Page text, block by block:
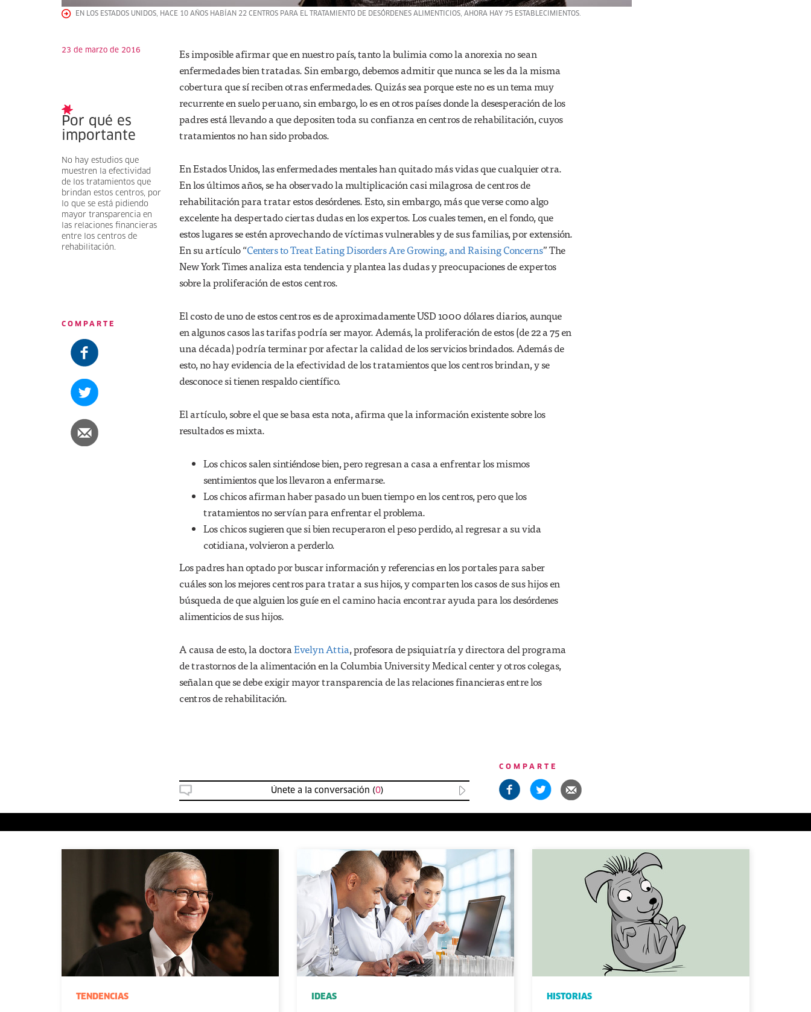
EN LOS ESTADOS UNIDOS, HACE 10 AÑOS HABÍAN 22 CENTROS PARA EL TRATAMIENTO DE DESÓRDENES ALIMENTICIOS, AHORA HAY 75 ESTABLECIMIENTOS.
23 de marzo de 2016
Por qué es
importante
No hay estudios que
muestren la efectividad
de los tratamientos que
brindan estos centros, por
lo que se está pidiendo
mayor transparencia en
las relaciones financieras
entre los centros de
rehabilitación.
COMPARTE
Es imposible afirmar que en nuestro país, tanto la bulimia como la anorexia no sean
enfermedades bien tratadas. Sin embargo, debemos admitir que nunca se les da la misma
cobertura que sí reciben otras enfermedades. Quizás sea porque este no es un tema muy
recurrente en suelo peruano, sin embargo, lo es en otros países donde la desesperación de los
padres está llevando a que depositen toda su confianza en centros de rehabilitación, cuyos
tratamientos no han sido probados.
En Estados Unidos, las enfermedades mentales han quitado más vidas que cualquier otra.
En los últimos años, se ha observado la multiplicación casi milagrosa de centros de
rehabilitación para tratar estos desórdenes. Esto, sin embargo, más que verse como algo
excelente ha despertado ciertas dudas en los expertos. Los cuales temen, en el fondo, que
estos lugares se estén aprovechando de víctimas vulnerables y de sus familias, por extensión.
En su artículo “Centers to Treat Eating Disorders Are Growing, and Raising Concerns” The
New York Times analiza esta tendencia y plantea las dudas y preocupaciones de expertos
sobre la proliferación de estos centros.
El costo de uno de estos centros es de aproximadamente USD 1000 dólares diarios, aunque
en algunos casos las tarifas podría ser mayor. Además, la proliferación de estos (de 22 a 75 en
una década) podría terminar por afectar la calidad de los servicios brindados. Además de
esto, no hay evidencia de la efectividad de los tratamientos que los centros brindan, y se
desconoce si tienen respaldo científico.
El artículo, sobre el que se basa esta nota, afirma que la información existente sobre los
resultados es mixta.
Los chicos salen sintiéndose bien, pero regresan a casa a enfrentar los mismos
sentimientos que los llevaron a enfermarse.
Los chicos afirman haber pasado un buen tiempo en los centros, pero que los
tratamientos no servían para enfrentar el problema.
Los chicos sugieren que si bien recuperaron el peso perdido, al regresar a su vida
cotidiana, volvieron a perderlo.
Los padres han optado por buscar información y referencias en los portales para saber
cuáles son los mejores centros para tratar a sus hijos, y comparten los casos de sus hijos en
búsqueda de que alguien los guíe en el camino hacia encontrar ayuda para los desórdenes
alimenticios de sus hijos.
A causa de esto, la doctoraEvelyn Attia, profesora de psiquiatría y directora del programa
de trastornos de la alimentación en la Columbia University Medical center y otros colegas,
señalan que se debe exigir mayor transparencia de las relaciones financieras entre los
centros de rehabilitación.
Únete a la conversación (0)
COMPARTE
TENDENCIAS IDEAS HISTORIAS